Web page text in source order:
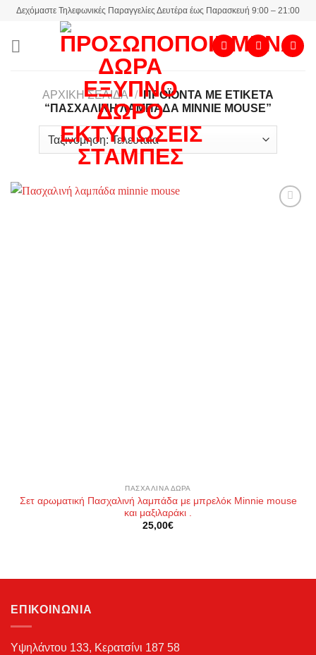
Skip
content
Δεχόμαστε Τηλεφωνικές Παραγγελίες Δευτέρα έως Παρασκευή 9:00 – 21:00
ΑΡΧΙΚΉ ΣΕΛΊΔΑ / ΠΡΟΪΌΝΤΑ ΜΕ ΕΤΙΚΈΤΑ
“ΠΑΣΧΑΛΙΝΉ ΛΑΜΠΆΔΑ MINNIE MOUSE”
ΠΑΣΧΑΛΙΝΆ ΔΏΡΑ
Σετ αρωματική Πασχαλινή λαμπάδα με μπρελόκ Μinnie mouse
και μαξιλαράκι .
25,00€
ΕΠΙΚΟΙΝΩΝΊΑ
Υψηλάντου 133, Κερατσίνι 187 58